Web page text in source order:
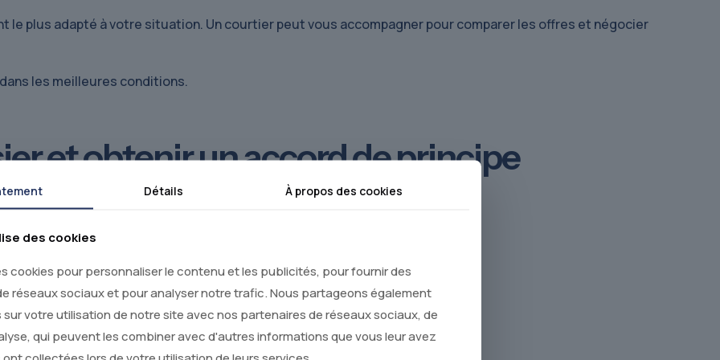
le plus adapté à votre situation. Un courtier peut vous accompagner pour comparer les offres et négocier
dans les meilleures conditions.
et obtenir un accord de principe
votre dossier avec l’ensemble des pièces demandées par la banque.
faisabilité de votre projet.
l’offre de prêt
des conditions : taux, durée, mensualités et assurance.
Détails À propos des cookies
des cookies
cookies pour personnaliser le contenu et les publicités, pour fournir des
réseaux sociaux et pour analyser notre trafic. Nous partageons également
votre utilisation de notre site avec nos partenaires de réseaux sociaux, de
qui peuvent les combiner avec d'autres informations que vous leur avez